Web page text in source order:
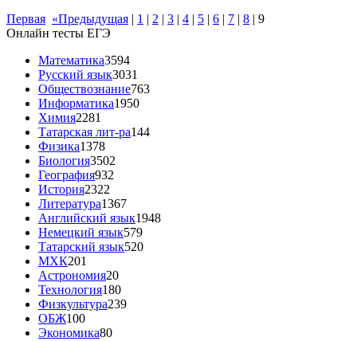
Первая «Предыдущая | 1 | 2 | 3 | 4 | 5 | 6 | 7 | 8 | 9
Онлайн тесты ЕГЭ
Математика3594
Русский язык3031
Обществознание763
Информатика1950
Химия2281
Татарская лит-ра144
Физика1378
Биология3502
География932
История2322
Литература1367
Английский язык1948
Немецкий язык579
Татарский язык520
МХК201
Астрономия20
Технология180
Физкультура239
ОБЖ100
Экономика80